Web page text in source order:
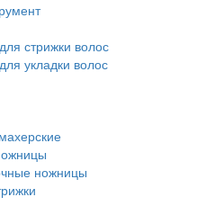
стрижки волос
укладки волос
ножницы